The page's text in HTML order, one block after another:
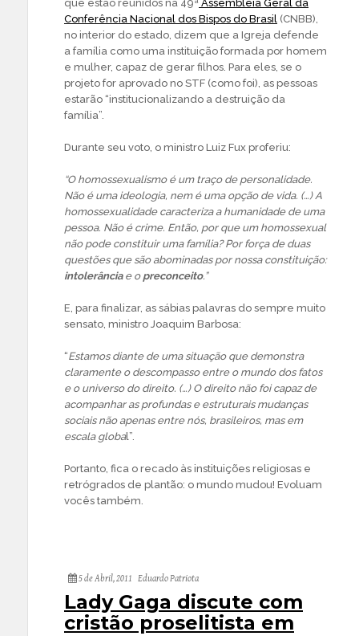
que estão reunidos na 49ª Assembleia Geral da
Conferência Nacional dos Bispos do Brasil (CNBB),
no interior do estado, dizem que a Igreja defende
a família como uma instituição formada por homem
e mulher, capaz de gerar filhos. Para eles, se o
projeto for aprovado no STF (como foi), as pessoas
estarão “institucionalizando a destruição da
família”.
Durante seu voto, o ministro Luiz Fux proferiu:
“O homossexualismo é um traço de personalidade.
Não é uma ideologia, nem é uma opção de vida. (…) A
homossexualidade caracteriza a humanidade de uma
pessoa. Não é crime. Então, por que um homossexual
não pode constituir uma família? Por força de duas
questões que são abominadas por nossa constituição:
intolerância e o preconceito.”
E, para finalizar, as sábias palavras do sempre muito
sensato, ministro Joaquim Barbosa:
“Estamos diante de uma situação que demonstra
claramente o descompasso entre o mundo dos fatos
e o universo do direito. (…) O direito não foi capaz de
acompanhar as profundas e estruturais mudanças
sociais não apenas entre nós, brasileiros, mas em
escala global”.
Portanto, fica o recado às instituições religiosas e
retrógrados de plantão: o mundo mudou! Evoluam
vocês também.
5 de Abril, 2011 Eduardo Patriota
Lady Gaga discute com
cristão proselitista em